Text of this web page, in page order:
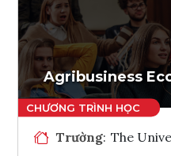
Agribusiness
Trường: The